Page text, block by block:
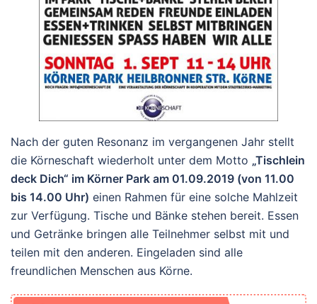
Nach der guten Resonanz im vergangenen Jahr stellt
die Körneschaft wiederholt unter dem Motto „Tischlein
deck Dich“ im Körner Park am 01.09.2019 (von 11.00
bis 14.00 Uhr) einen Rahmen für eine solche Mahlzeit
zur Verfügung. Tische und Bänke stehen bereit. Essen
und Getränke bringen alle Teilnehmer selbst mit und
teilen mit den anderen. Eingeladen sind alle
freundlichen Menschen aus Körne.